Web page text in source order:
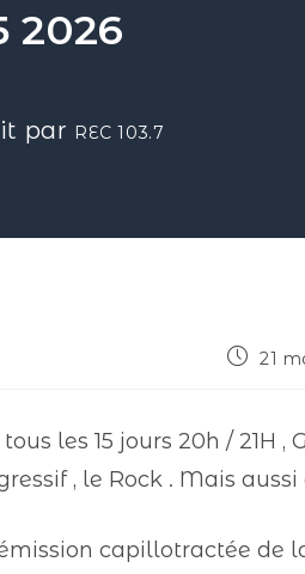
2026
par REC 103.7
21
les 15 jours 20h / 21H
, le Rock . Mais
capillotractée de